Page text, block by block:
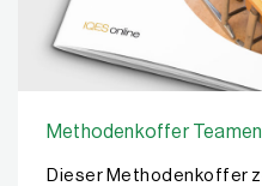
Methodenkoffer
Dieser Methodenkoffer